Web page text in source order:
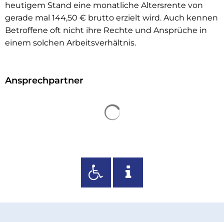
heutigem Stand eine monatliche Altersrente von
gerade mal 144,50 € brutto erzielt wird. Auch kennen
Betroffene oft nicht ihre Rechte und Ansprüche in
einem solchen Arbeitsverhältnis.
Ansprechpartner